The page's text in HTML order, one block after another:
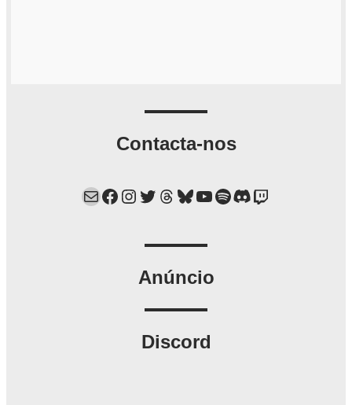
Contacta-nos
Mail Facebook Instagram Twitter Threads Bluesky YouTube Spotify Discord Twitch
Anúncio
Discord